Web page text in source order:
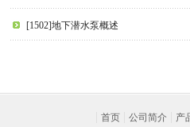
[1502]地下潜水泵概述
首页 公司简介
产